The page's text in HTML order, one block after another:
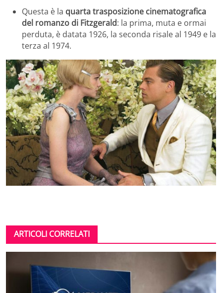
Questa è la quarta trasposizione cinematografica
del romanzo di Fitzgerald: la prima, muta e ormai
perduta, è datata 1926, la seconda risale al 1949 e la
terza al 1974.
ARTICOLI CORRELATI